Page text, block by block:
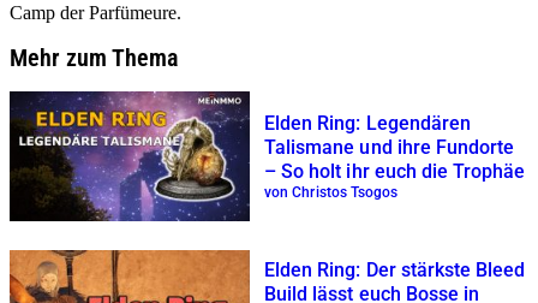
Camp der Parfümeure.
Mehr zum Thema
Elden Ring: Legendären
Talismane und ihre Fundorte
– So holt ihr euch die Trophäe
von Christos Tsogos
Elden Ring: Der stärkste Bleed
Build lässt euch Bosse in